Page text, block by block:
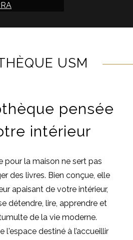
USM
pensée
intérieur
pour la maison ne sert pas
des livres. Bien conçue, elle
apaisant de votre intérieur,
détendre, lire, apprendre et
de la vie moderne.
l'espace destiné à l’accueillir